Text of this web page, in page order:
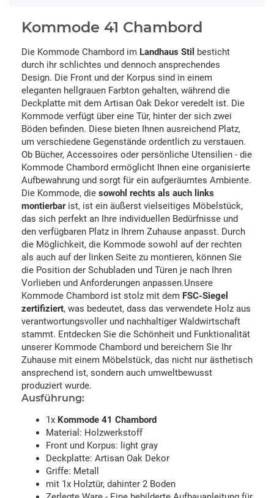
Kommode 41 Chambord
Die Kommode Chambord im Landhaus Stil besticht
durch ihr schlichtes und dennoch ansprechendes
Design. Die Front und der Korpus sind in einem
eleganten hellgrauen Farbton gehalten, während die
Deckplatte mit dem Artisan Oak Dekor veredelt ist. Die
Kommode verfügt über eine Tür, hinter der sich zwei
Böden befinden. Diese bieten Ihnen ausreichend Platz,
um verschiedene Gegenstände ordentlich zu verstauen.
Ob Bücher, Accessoires oder persönliche Utensilien - die
Kommode Chambord ermöglicht Ihnen eine organisierte
Aufbewahrung und sorgt für ein aufgeräumtes Ambiente.
Die Kommode, die sowohl rechts als auch links
montierbarist, ist ein äußerst vielseitiges Möbelstück,
das sich perfekt an Ihre individuellen Bedürfnisse und
den verfügbaren Platz in Ihrem Zuhause anpasst. Durch
die Möglichkeit, die Kommode sowohl auf der rechten
als auch auf der linken Seite zu montieren, können Sie
die Position der Schubladen und Türen je nach Ihren
Vorlieben und Anforderungen anpassen.Unsere
Kommode Chambord ist stolz mit dem FSC-Siegel
zertifiziert, was bedeutet, dass das verwendete Holz aus
verantwortungsvoller und nachhaltiger Waldwirtschaft
stammt. Entdecken Sie die Schönheit und Funktionalität
unserer Kommode Chambord und bereichern Sie Ihr
Zuhause mit einem Möbelstück, das nicht nur ästhetisch
ansprechend ist, sondern auch umweltbewusst
produziert wurde.
Ausführung:
1x Kommode 41 Chambord
Material: Holzwerkstoff
Front und Korpus: light gray
Deckplatte: Artisan Oak Dekor
Griffe: Metall
mit 1x Holztür, dahinter 2 Boden